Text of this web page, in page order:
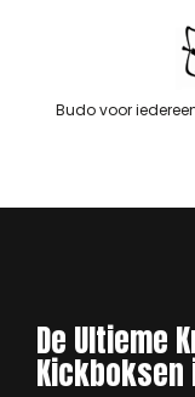
Budo voor
De Ultieme
Kickboksen